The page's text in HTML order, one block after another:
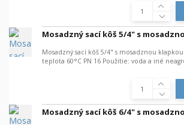
Mosadzný sací kôš 5/4" s
Mosadzný sací kôš 5/4" s mosadznou
teplota 60°C PN 16 Použitie: voda a iné
Mosadzný sací kôš 6/4" s